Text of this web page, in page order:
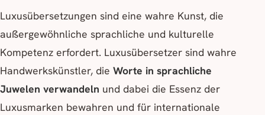
Luxusübersetzungen sind eine wahre Kunst, die
außergewöhnliche sprachliche und kulturelle
Kompetenz erfordert. Luxusübersetzer sind wahre
Handwerkskünstler, die Worte in sprachliche
Juwelen verwandeln und dabei die Essenz der
Luxusmarken bewahren und für internationale